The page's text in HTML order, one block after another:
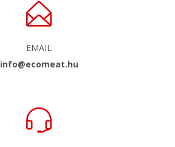
EMAIL
info@ecomeat.hu